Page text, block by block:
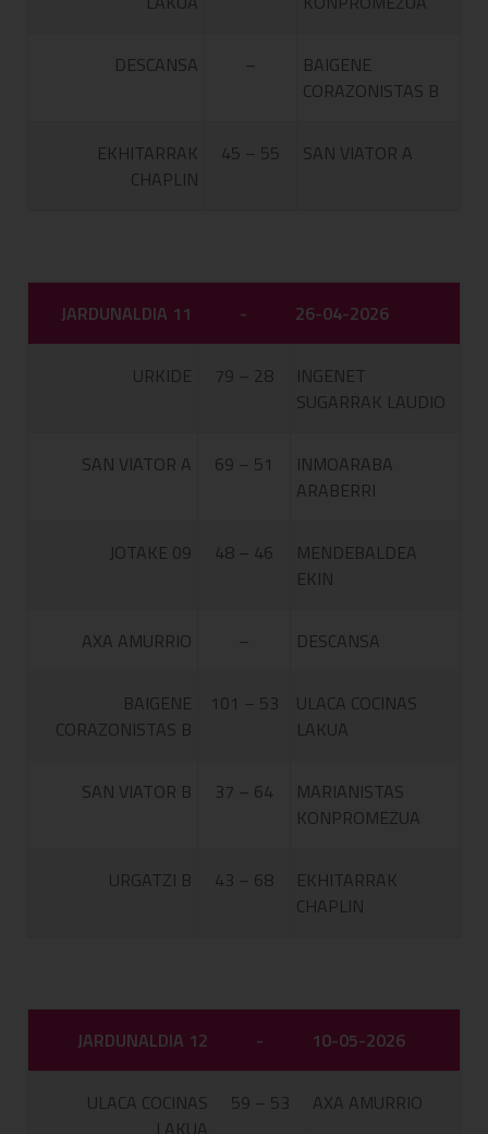
DESCANSA –
BAIGENE
CORAZONISTAS B
EKHITARRAK
CHAPLIN
45 – 55 SAN VIATOR A
JARDUNALDIA 11 - 26-04-2026
URKIDE 79 – 28
INGENET
SUGARRAK LAUDIO
SAN VIATOR A 69 – 51
INMOARABA
ARABERRI
JOTAKE 09 48 – 46
MENDEBALDEA
EKIN
AXA AMURRIO – DESCANSA
BAIGENE
CORAZONISTAS B
101 – 53
ULACA COCINAS
LAKUA
SAN VIATOR B 37 – 64
MARIANISTAS
KONPROMEZUA
URGATZI B 43 – 68
EKHITARRAK
CHAPLIN
JARDUNALDIA 12 - 10-05-2026
ULACA COCINAS
LAKUA
59 – 53 AXA AMURRIO